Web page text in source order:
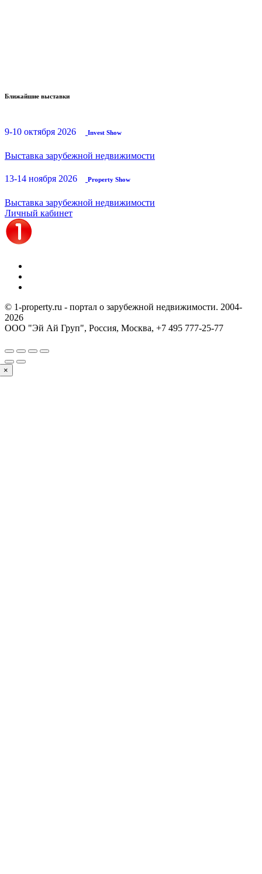
Ближайшие выставки
9-10 октября 2026 Invest Show
Выставка зарубежной недвижимости
13-14 ноября 2026 Property Show
Выставка зарубежной недвижимости
Личный кабинет
© 1-property.ru - портал о зарубежной недвижимости. 2004-
2026
ООО "Эй Ай Груп", Россия, Москва, +7 495 777-25-77
×